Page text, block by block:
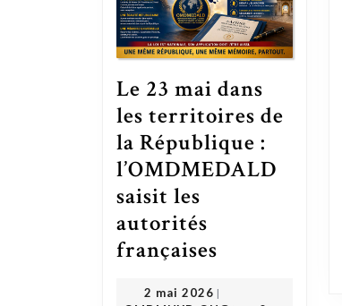
Le 23 mai dans
les territoires de
la République :
l’OMDMEDALD
saisit les
autorités
françaises
2 mai 2026 2 mai 2026
|